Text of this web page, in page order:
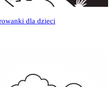
dla dzieci